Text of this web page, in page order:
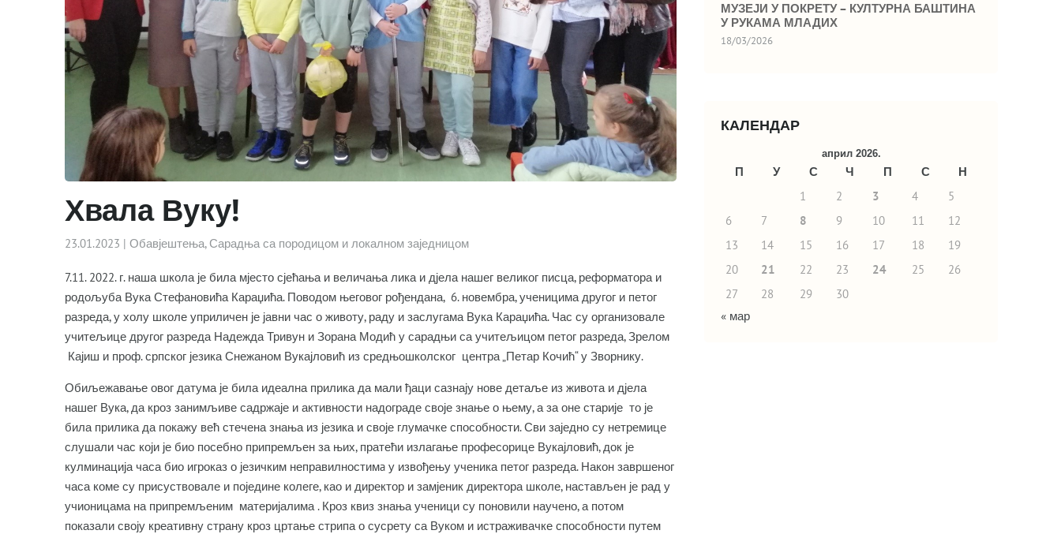
Хвала Вуку!
23.01.2023 | Обавјештења, Сарадња са породицом и локалном заједницом
7.11. 2022. г. наша школа је била мјесто сјећања и величања лика и дјела нашег великог писца, реформатора и
родољуба Вука Стефановића Караџића. Поводом његовог рођендана, 6. новембра, ученицима другог и петог
разреда, у холу школе уприличен је јавни час о животу, раду и заслугама Вука Караџића. Час су организовале
учитељице другог разреда Надежда Тривун и Зорана Модић у сарадњи са учитељицом петог разреда, Зрелом
Кајиш и проф. српског језика Снежаном Вукајловић из средњошколског центра „Петар Кочић“ у Зворнику.
Обиљежавање овог датума је била идеална прилика да мали ђаци сазнају нове детаље из живота и дјела
нашег Вука, да кроз занимљиве садржаје и активности надограде своје знање о њему, а за оне старије то је
била прилика да покажу већ стечена знања из језика и своје глумачке способности. Сви заједно су нетремице
слушали час који је био посебно припремљен за њих, пратећи излагање професорице Вукајловић, док је
кулминација часа био игроказ о језичким неправилностимa у извођењу ученика петог разреда. Након завршеног
часа коме су присуствовале и поједине колеге, као и директор и замјеник директора школе, настављен је рад у
учионицама на припремљеним материјалима . Кроз квиз знања ученици су поновили научено, а потом
показали своју креативну страну кроз цртање стрипа о сусрету са Вуком и истраживачке способности путем
МУЗЕЈИ У ПОКРЕТУ – КУЛТУРНА БАШТИНА
У РУКАМА МЛАДИХ
18/03/2026
КАЛЕНДАР
април 2026.
П У С Ч П С
Н
1
2 3 4
5
6
7 8 9 10 11
12
13
14 15 16 17 18
19
20
21 22 23 24 25
26
27
28 29
30
« мар